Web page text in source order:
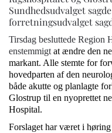
Sundhedsudvalget
forretningsudvalget
Tirsdag besluttede Region
enstemmigt at ændre den
markant. Alle stemte for
hovedparten af den
både akutte og planlagte
Glostrup til en nyoprettet
Hospital.
Forslaget har været i